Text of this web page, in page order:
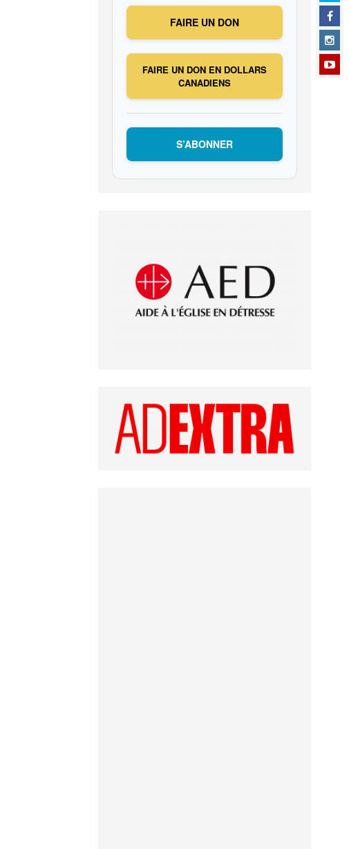
FAIRE UN DON
FAIRE UN DON EN DOLLARS
CANADIENS
S’ABONNER